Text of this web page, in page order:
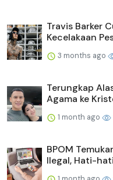
Travis Barker
Kecelakaan
3 months ago
Terungkap
Agama ke
1 month ago
BPOM
Ilegal, Hati-